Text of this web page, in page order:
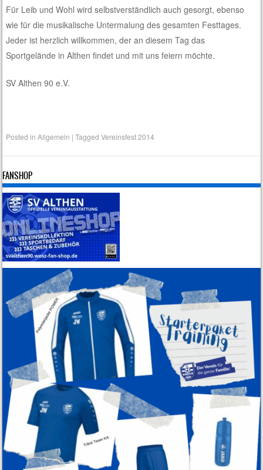
Für Leib und Wohl wird selbstverständlich auch gesorgt, ebenso
wie für die musikalische Untermalung des gesamten Festtages.
Jeder ist herzlich willkommen, der an diesem Tag das
Sportgelände in Althen findet und mit uns feiern möchte.
SV Althen 90 e.V.
Posted inAllgemein |TaggedVereinsfest 2014
FANSHOP